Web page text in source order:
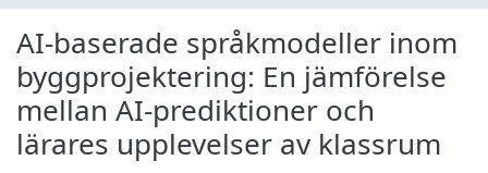
AI-baserade språkmodeller inom
byggprojektering: En jämförelse
mellan AI-prediktioner och
lärares upplevelser av klassrum